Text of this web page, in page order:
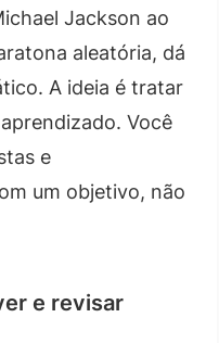
Jackson ao
aleatória, dá
A ideia é tratar
Você
e
um objetivo, não
e revisar